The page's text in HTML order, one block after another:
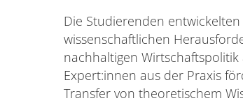
Die Studierenden
wissenschaftlichen
nachhaltigen
Expert:innen aus der Praxis
Transfer von theoretischem